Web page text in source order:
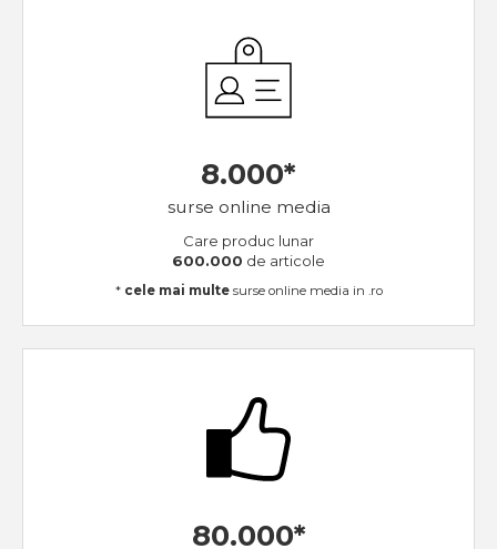
8.000*
surse online media
Care produc lunar
600.000 de articole
* cele mai multesurse online media in .ro
80.000*